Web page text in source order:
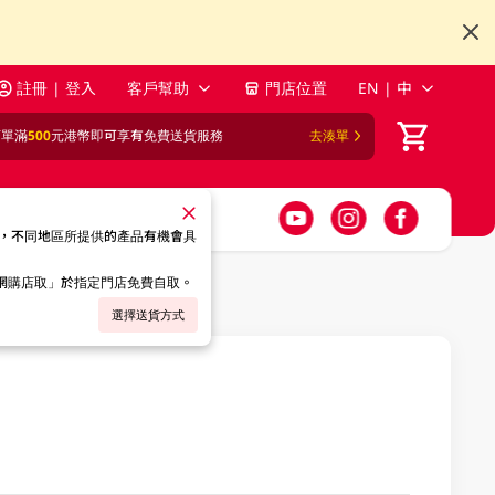
註冊 | 登入 客戶幫助 門店位置 EN | 中
滿500元港幣即可享有免費送貨服務 去湊單
不同地區所提供的產品有機會具
店取」於指定門店免費自取。
選擇送貨方式